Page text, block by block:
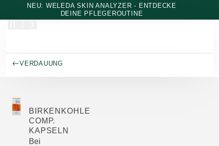
Zum Hauptinhalt wechseln
NEU: WELEDA SKIN ANALYZER - ENTDECKE
DEINE PFLEGEROUTINE
VERDAUUNG
BIRKENKOHLE
COMP.
KAPSELN
Bei